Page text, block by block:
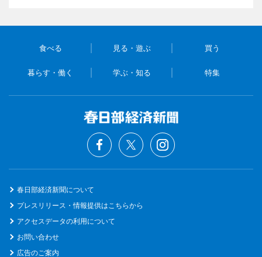
食べる 見る・遊ぶ 買う
暮らす・働く 学ぶ・知る 特集
春日部経済新聞について
プレスリリース・情報提供はこちらから
アクセスデータの利用について
お問い合わせ
広告のご案内